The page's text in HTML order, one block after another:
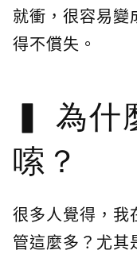
就衝，很容易變
得不償失。
為什
嗦？
很多人覺得，我
管這麼多？尤其